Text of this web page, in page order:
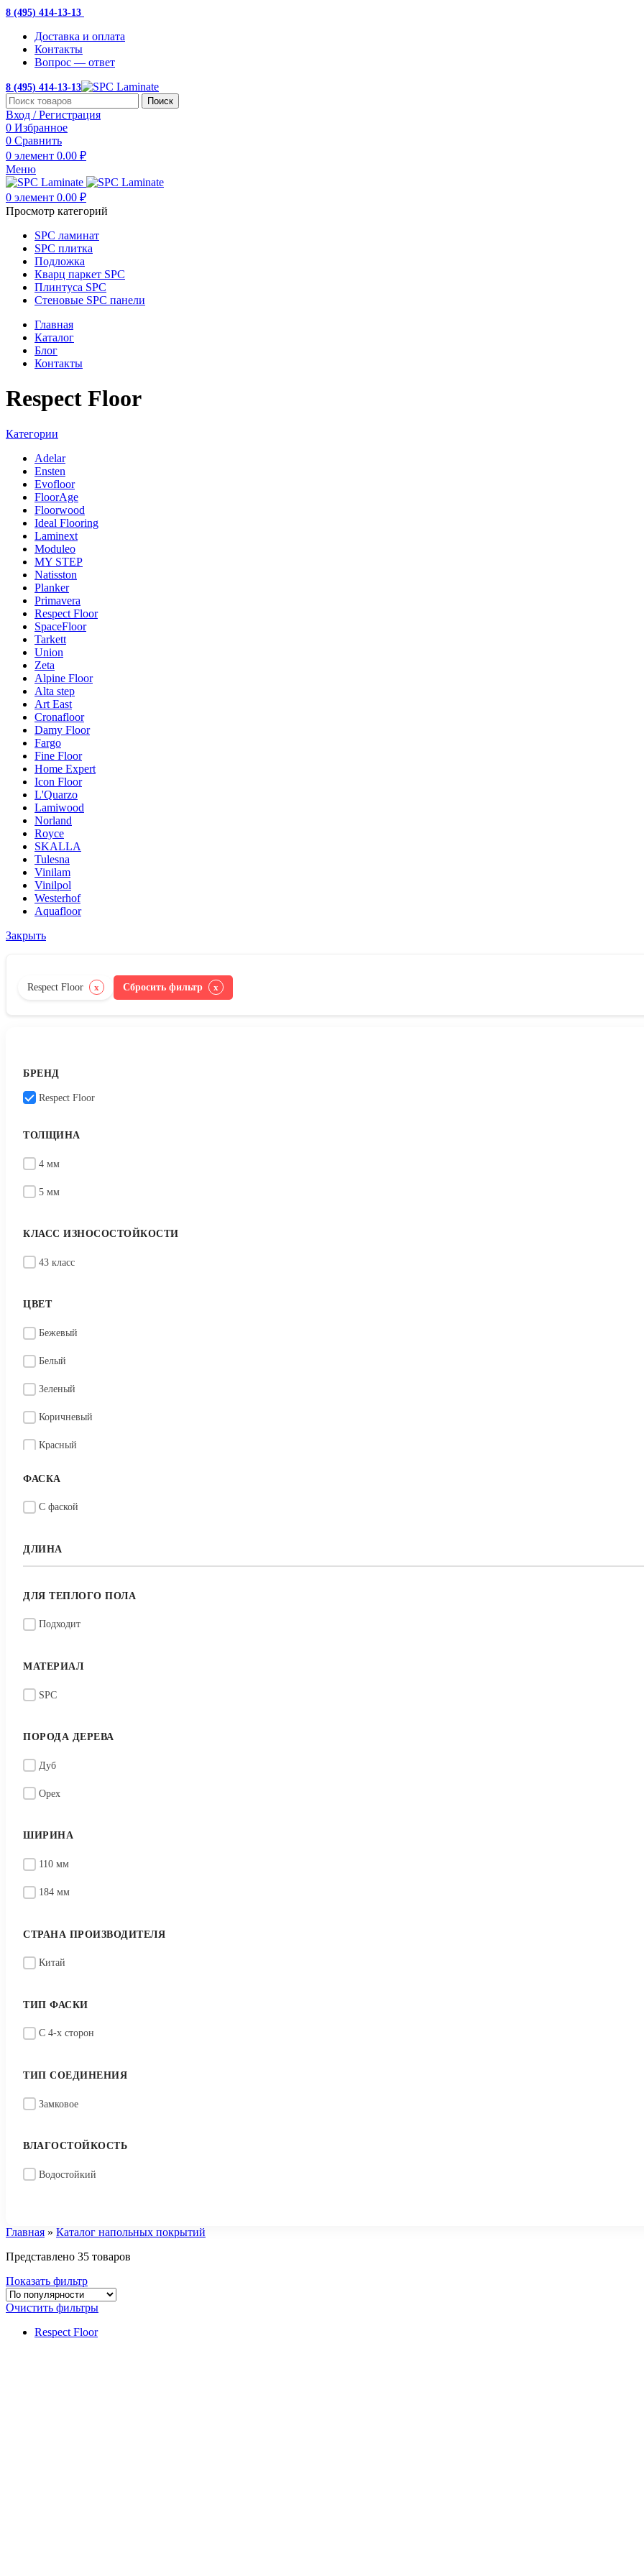
8 (495) 414-13-13
Доставка и оплата
Контакты
Вопрос — ответ
8 (495) 414-13-13
Поиск
Вход / Регистрация
0 Избранное
0 Сравнить
0 элемент 0.00 ₽
Меню
0 элемент 0.00 ₽
Просмотр категорий
SPC ламинат
SPC плитка
Подложка
Кварц паркет SPC
Плинтуса SPC
Стеновые SPC панели
Главная
Каталог
Блог
Контакты
Respect Floor
Категории
Adelar
Ensten
Evofloor
FloorAge
Floorwood
Ideal Flooring
Laminext
Moduleo
MY STEP
Natisston
Planker
Primavera
Respect Floor
SpaceFloor
Tarkett
Union
Zeta
Alpine Floor
Alta step
Art East
Cronafloor
Damy Floor
Fargo
Fine Floor
Home Expert
Icon Floor
L'Quarzo
Lamiwood
Norland
Royce
SKALLA
Tulesna
Vinilam
Vinilpol
Westerhof
Aquafloor
Закрыть
Respect Floor x Сбросить фильтр x
БРЕНД
Respect Floor
ТОЛЩИНА
4 мм
5 мм
КЛАСС ИЗНОСОСТОЙКОСТИ
43 класс
ЦВЕТ
Бежевый
Белый
Зеленый
Коричневый
Красный
Оранжевый
Серый
ФАСКА
С фаской
ДЛИНА
ДЛЯ ТЕПЛОГО ПОЛА
Подходит
МАТЕРИАЛ
SPC
ПОРОДА ДЕРЕВА
Дуб
Орех
ШИРИНА
110 мм
184 мм
СТРАНА ПРОИЗВОДИТЕЛЯ
Китай
ТИП ФАСКИ
С 4-х сторон
ТИП СОЕДИНЕНИЯ
Замковое
ВЛАГОСТОЙКОСТЬ
Водостойкий
Главная » Каталог напольных покрытий
Представлено 35 товаров
Показать фильтр
Очистить фильтры
Respect Floor